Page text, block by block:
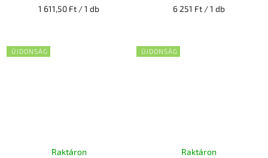
1 611,50 Ft / 1 db
6 251 Ft / 1 db
ÚJDONSÁG
Raktáron
ÚJDONSÁG
Raktáron